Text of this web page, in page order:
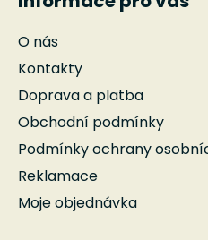
O nás
Kontakty
Doprava a platba
Obchodní podmínky
Podmínky ochrany
Reklamace
Moje objednávka